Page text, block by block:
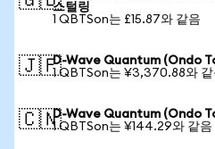
스털링
1 QBTSon는 £15.87와 같음
🇯🇵D-Wave Quantum (Ondo
1 QBTSon는 ¥3,370.88와 같
🇨🇳D-Wave Quantum (Ondo
1 QBTSon는 ¥144.29와 같음